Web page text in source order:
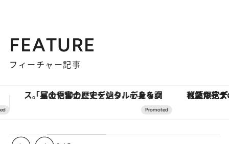
FEATURE
フィーチャー記事
【夏限定ディナーコース】旬を迎える稚鮎や花ズッキーニなどをイタリア・トスカーナの郷土料理の手法で満喫！ 【銀座で出合う最旬美容】美髪ケアや上質